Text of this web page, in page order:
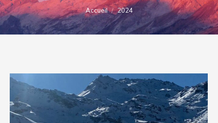
Vous êtes ici :
Accueil 2024